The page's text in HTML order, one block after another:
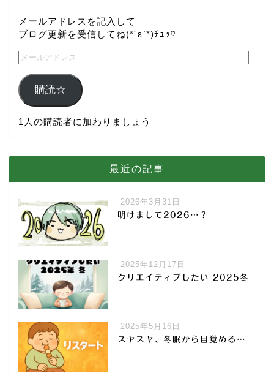
メールアドレスを記入して
ブログ更新を受信してね(*´ε`*)ﾁｭｯ♡
購読☆
1人の購読者に加わりましょう
最近の記事
2026年3月31日
明けまして2026…？
2025年12月17日
クリエイティブしたい 2025冬
2025年5月16日
スヤスヤ、冬眠から目覚める…